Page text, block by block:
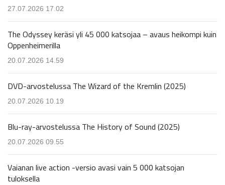
27.07.2026 17.02
The Odyssey keräsi yli 45 000 katsojaa – avaus heikompi kuin
Oppenheimerilla
20.07.2026 14.59
DVD-arvostelussa The Wizard of the Kremlin (2025)
20.07.2026 10.19
Blu-ray-arvostelussa The History of Sound (2025)
20.07.2026 09.55
Vaianan live action -versio avasi vain 5 000 katsojan
tuloksella